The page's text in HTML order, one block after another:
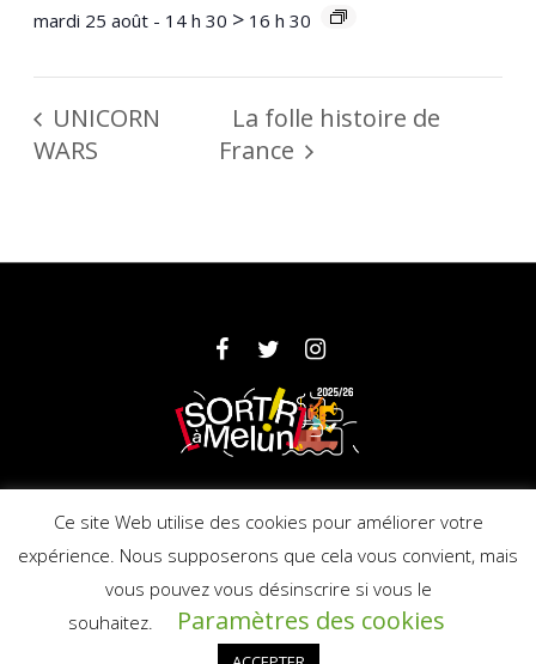
mardi 25 août - 14 h 30 > 16 h 30
UNICORN
WARS
La folle histoire de
France
Partenaires Mentions légales
© 2025 Ville de Melun - Licence : PLATESV-
R-2019-000706
Ce site Web utilise des cookies pour améliorer votre
expérience. Nous supposerons que cela vous convient, mais
vous pouvez vous désinscrire si vous le
souhaitez.
Paramètres des cookies